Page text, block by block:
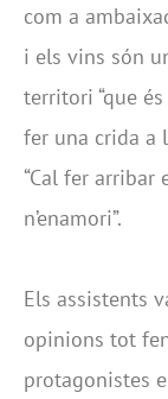
com a
i els vins són
territori “que
fer una crida a
“Cal fer
n’enamori”.
Els assistents
opinions tot
protagonistes